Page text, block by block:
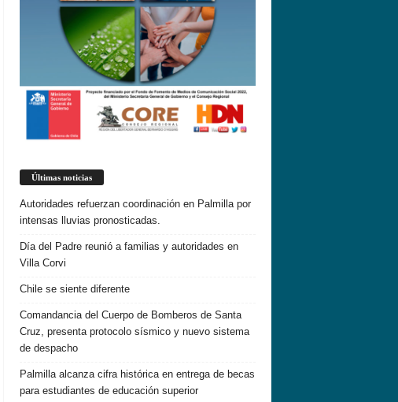
Últimas noticias
Autoridades refuerzan coordinación en Palmilla por
intensas lluvias pronosticadas.
Día del Padre reunió a familias y autoridades en
Villa Corvi
Chile se siente diferente
Comandancia del Cuerpo de Bomberos de Santa
Cruz, presenta protocolo sísmico y nuevo sistema
de despacho
Palmilla alcanza cifra histórica en entrega de becas
para estudiantes de educación superior